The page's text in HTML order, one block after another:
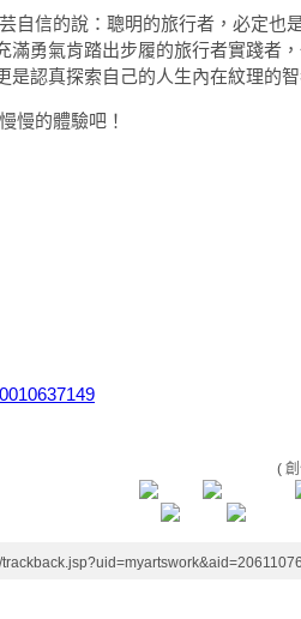
自信的說：聰明的旅行者，必定也
滿勇氣肯踏出步履的旅行者實踐者
是認真探索自己的人生內在紋理的智
慢的體驗吧！
(